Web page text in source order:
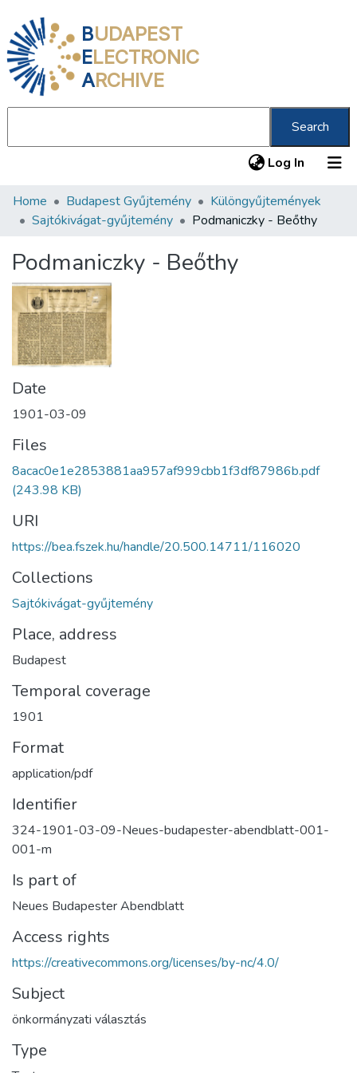
BUDAPEST
ELECTRONIC
ARCHIVE
Search
Log In (current)
Communities & Collections
Statistics
About us
Home Budapest Gyűjtemény
Különgyűjtemények
Sajtókivágat-gyűjtemény
Podmaniczky - Beőthy
Podmaniczky - Beőthy
Date
1901-03-09
Files
8acac0e1e2853881aa957af999cbb1f3df87986b.pdf
(243.98 KB)
URI
https://bea.fszek.hu/handle/20.500.14711/116020
Collections
Sajtókivágat-gyűjtemény
Place, address
Budapest
Temporal coverage
1901
Format
application/pdf
Identifier
324-1901-03-09-Neues-budapester-abendblatt-001-
001-m
Is part of
Neues Budapester Abendblatt
Access rights
https://creativecommons.org/licenses/by-nc/4.0/
Subject
önkormányzati választás
Type